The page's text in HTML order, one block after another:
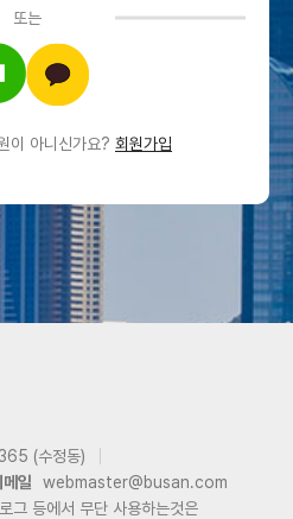
또는
이 아니신가요? 회원가입
(수정동)
메일
webmaster@busan.com
그 등에서 무단 사용하는것은